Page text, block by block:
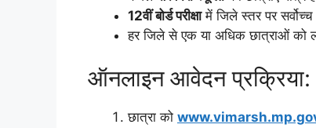
12वीं बोर्ड परीक्षामें जिले स्तर पर
हर जिले से एक या अधिक छात्राओं को
ऑनलाइन आवेदन प्रक्रिया:
छात्रा को